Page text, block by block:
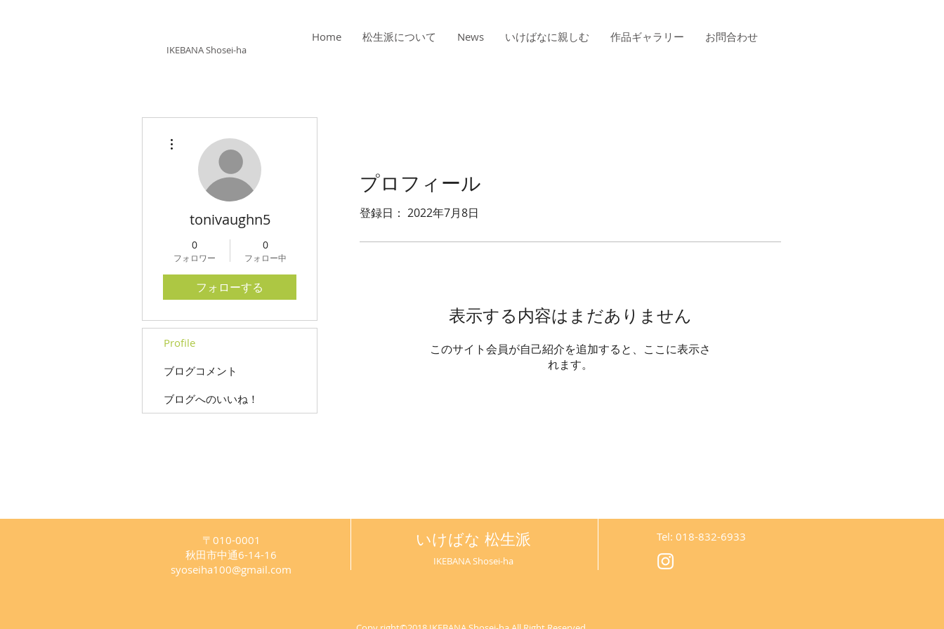
IKEBANA Shosei-ha
Home 松生派について News いけばなに親しむ 作品ギャラリー お問合わせ
プロフィール
登録日： 2022年7月8日
表示する内容はまだありません
このサイト会員が自己紹介を追加すると、ここに表示さ
れます。
tonivaughn5
0
フォロワー
0
フォロー中
フォローする
Profile
ブログコメント
ブログへのいいね！
〒010-0001
秋田市中通6-14-16
syoseiha100@gmail.com
いけばな 松生派
IKEBANA Shosei-ha
Tel: 018-832-6933